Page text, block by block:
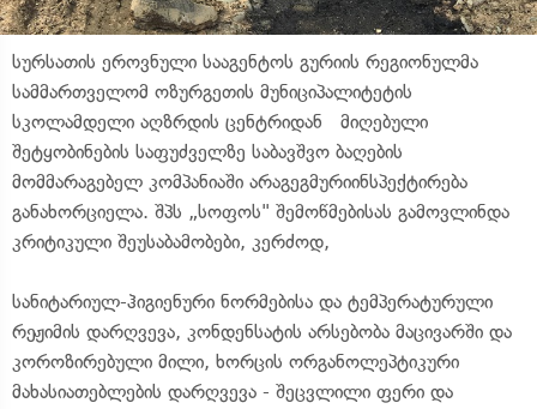
სურსათის ეროვნული სააგენტოს გურიის რეგიონულმა
სამმართველომ ოზურგეთის მუნიციპალიტეტის
სკოლამდელი აღზრდის ცენტრიდან მიღებული
შეტყობინების საფუძველზე საბავშვო ბაღების
მომმარაგებელ კომპანიაში არაგეგმურიინსპექტირება
განახორციელა. შპს „სოფოს" შემოწმებისას გამოვლინდა
კრიტიკული შეუსაბამობები, კერძოდ,
სანიტარიულ-ჰიგიენური ნორმებისა და ტემპერატურული
რეჟიმის დარღვევა, კონდენსატის არსებობა მაცივარში და
კოროზირებული მილი, ხორცის ორგანოლეპტიკური
მახასიათებლების დარღვევა - შეცვლილი ფერი და